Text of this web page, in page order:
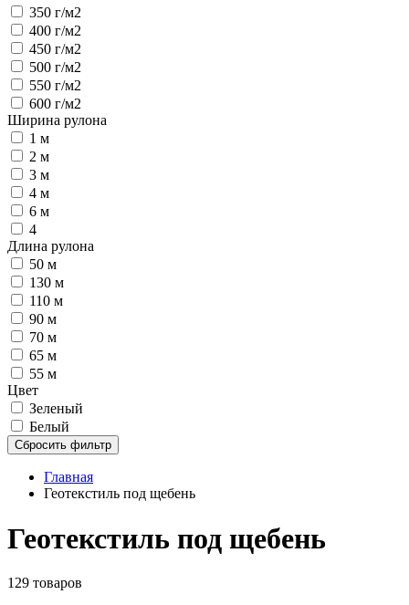
350 г/м2
400 г/м2
450 г/м2
500 г/м2
550 г/м2
600 г/м2
Ширина рулона
1 м
2 м
3 м
4 м
6 м
4
Длина рулона
50 м
130 м
110 м
90 м
70 м
65 м
55 м
Цвет
Зеленый
Белый
Сбросить фильтр
Главная
Геотекстиль под щебень
Геотекстиль под щебень
129 товаров